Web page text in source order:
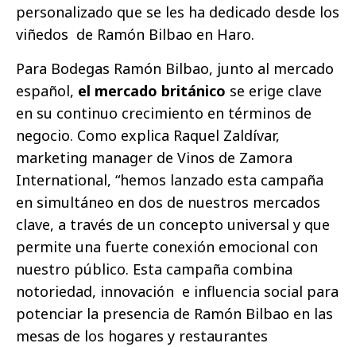
personalizado que se les ha dedicado desde los
viñedos de Ramón Bilbao en Haro.
Para Bodegas Ramón Bilbao, junto al mercado
español, el mercado británico se erige clave
en su continuo crecimiento en términos de
negocio. Como explica Raquel Zaldívar,
marketing manager de Vinos de Zamora
International, “hemos lanzado esta campaña
en simultáneo en dos de nuestros mercados
clave, a través de un concepto universal y que
permite una fuerte conexión emocional con
nuestro público. Esta campaña combina
notoriedad, innovación e influencia social para
potenciar la presencia de Ramón Bilbao en las
mesas de los hogares y restaurantes